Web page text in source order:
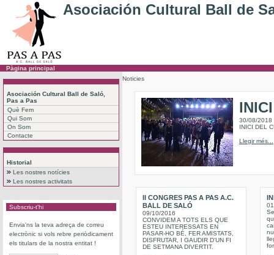
Asociación Cultural Ball de
Pàgina principal
Asociación Cultural Ball de Saló,
Pas a Pas
Què Fem
Qui Som
On Som
Contacte
Historial
Les nostres notícies
Les nostres activitats
Subscriu-t'hi
Envia'ns la teva adreça de correu
electrònic si vols rebre periòdicament
els titulars de la nostra entitat !
Noticies
30/08/2018
INICI DEL
Llegir més...
II CONGRES PAS A PAS A.C.
BALL DE SALÓ
09/10/2016
CONVIDEM A TOTS ELS QUE
ESTEU INTERESSATS EN
PASAR-HO BÉ, FER AMISTATS,
DISFRUTAR, I GAUDIR D'UN FI
DE SETMANA DIVERTIT.